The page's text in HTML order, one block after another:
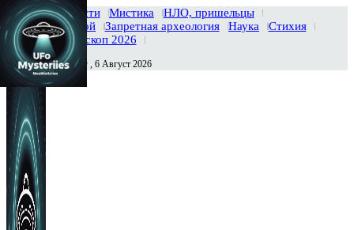
Главная Новости Мистика
НЛО, пришельцы
Тайны вселенной
Запретная археология Наука
Стихия
История
Гороскоп 2026
Сегодня Четверг , 6 Август 2026